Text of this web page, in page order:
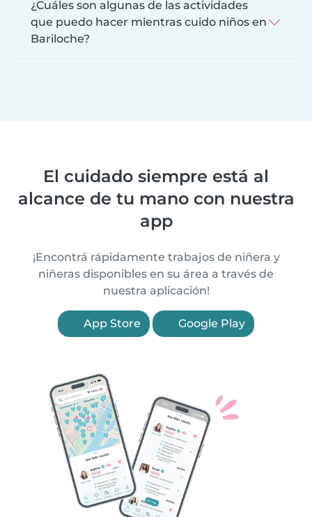
¿Cuáles son algunas de las actividades
que puedo hacer mientras cuido niños en
Bariloche?
El cuidado siempre está al
alcance de tu mano con nuestra
app
¡Encontrá rápidamente trabajos de niñera y
niñeras disponibles en su área a través de
nuestra aplicación!
App Store Google Play